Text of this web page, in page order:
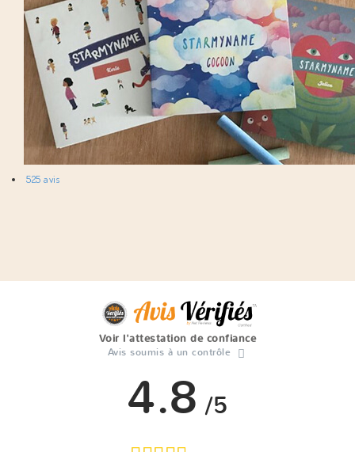
525 avis
Voir l'attestation de confiance
Avis soumis à un contrôle
4.8 /5